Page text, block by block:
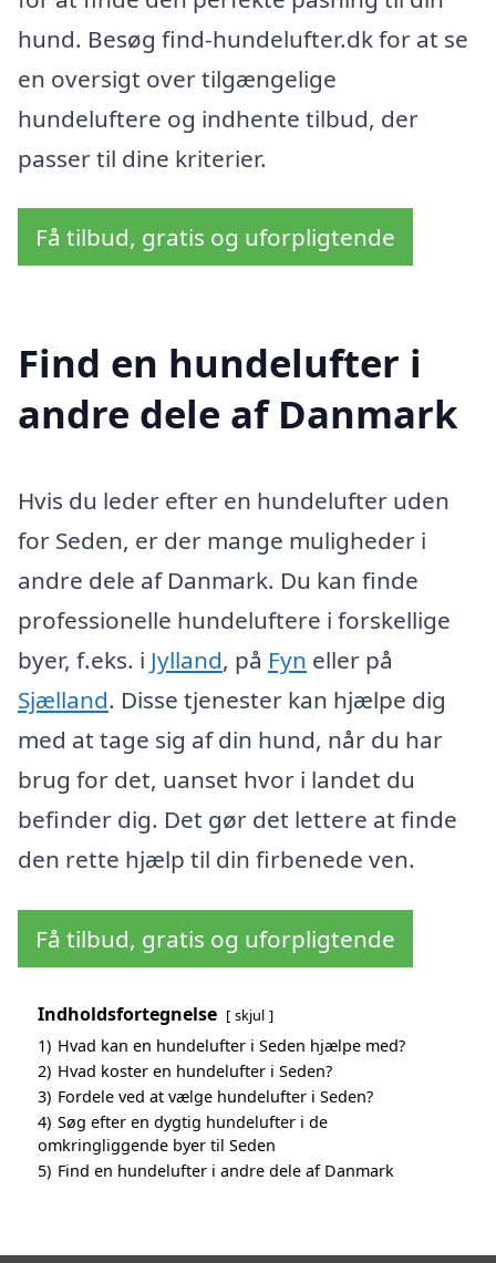
hund. Besøg find-hundelufter.dk for at se
en oversigt over tilgængelige
hundeluftere og indhente tilbud, der
passer til dine kriterier.
Få tilbud, gratis og uforpligtende
Find en hundelufter i
andre dele af Danmark
Hvis du leder efter en hundelufter uden
for Seden, er der mange muligheder i
andre dele af Danmark. Du kan finde
professionelle hundeluftere i forskellige
byer, f.eks. i Jylland, på Fyn eller på
Sjælland. Disse tjenester kan hjælpe dig
med at tage sig af din hund, når du har
brug for det, uanset hvor i landet du
befinder dig. Det gør det lettere at finde
den rette hjælp til din firbenede ven.
Få tilbud, gratis og uforpligtende
Indholdsfortegnelse skjul
1) Hvad kan en hundelufter i Seden hjælpe med?
2) Hvad koster en hundelufter i Seden?
3) Fordele ved at vælge hundelufter i Seden?
4) Søg efter en dygtig hundelufter i de
omkringliggende byer til Seden
5) Find en hundelufter i andre dele af Danmark